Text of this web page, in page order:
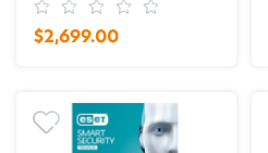
$2,699.00